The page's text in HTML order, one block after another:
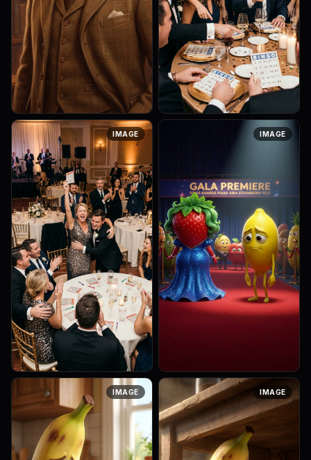
Strong rule: style --- 3D-
анимация, Pixar стиль ---.
Мужчина 50 лет, статный, с
густыми усами и властным,
но справедливым взглядом.
Одет ...
услышали знакомую
мелодию, смеются,
активно...
IMAGE
Photography. Женщина за
одним из столиков
вскакивает с места,
победно поднимая вверх
свою карточку лото. Ее лицо
си...
IMAGE
Art style: 3D Pixar Animation.
Caroline turns her back
completely and glides away
towards Arthur's group,
leaving Lenny standing alone
a...
IMAGE IMAGE